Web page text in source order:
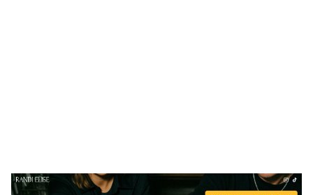
Randi Elise